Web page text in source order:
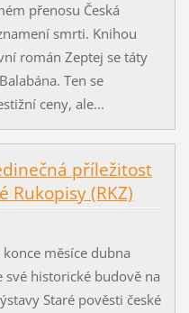
přenosu Česká
smrti. Knihou
román Zeptej se táty
Ten se
ceny, ale...
příležitost
(RKZ)
měsíce dubna
historické budově na
Staré pověsti české